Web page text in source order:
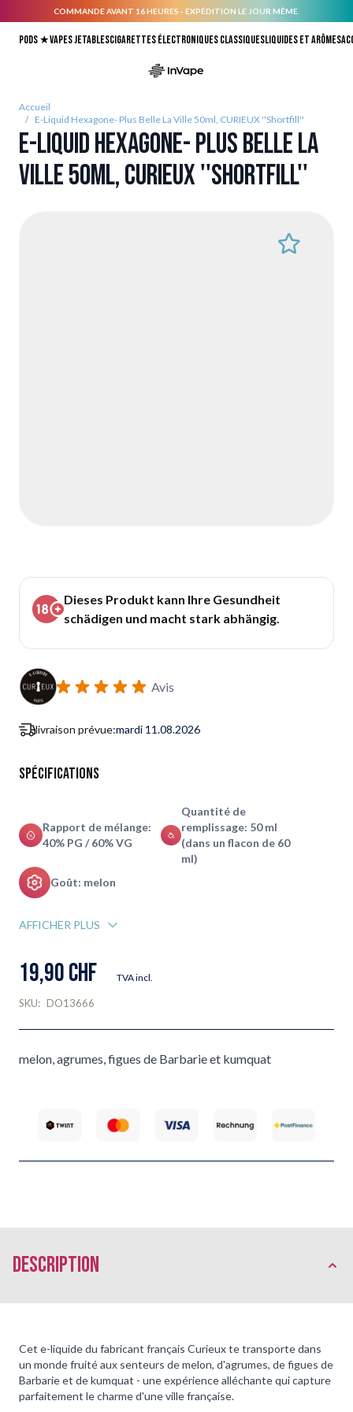
COMMANDE AVANT 16 HEURES - EXPÉDITION LE JOUR MÊME.
Pods ★Vapes jetablesCigarettes électroniques classiquesLiquides et arômes
Accueil
/ E-Liquid Hexagone- Plus Belle La Ville 50ml, CURIEUX ''Shortfill''
E-Liquid Hexagone- Plus Belle La
Ville 50ml, CURIEUX ''Shortfill''
Dieses Produkt kann Ihre Gesundheit
schädigen und macht stark abhängig.
Avis
livraison prévue:mardi 11.08.2026
Spécifications
Rapport de mélange:
40% PG / 60% VG
Quantité de
remplissage: 50 ml
(dans un flacon de 60
ml)
Goût: melon
AFFICHER PLUS
19,90 CHF TVA incl.
SKU: DO13666
melon, agrumes, figues de Barbarie et kumquat
Description
Cet e-liquide du fabricant français Curieux te transporte dans
un monde fruité aux senteurs de melon, d'agrumes, de figues de
Barbarie et de kumquat - une expérience alléchante qui capture
parfaitement le charme d'une ville française.